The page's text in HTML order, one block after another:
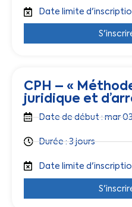
Date limite
CPH – «
juridique et
Date de début : mar
Durée : 3 jours
Date limite